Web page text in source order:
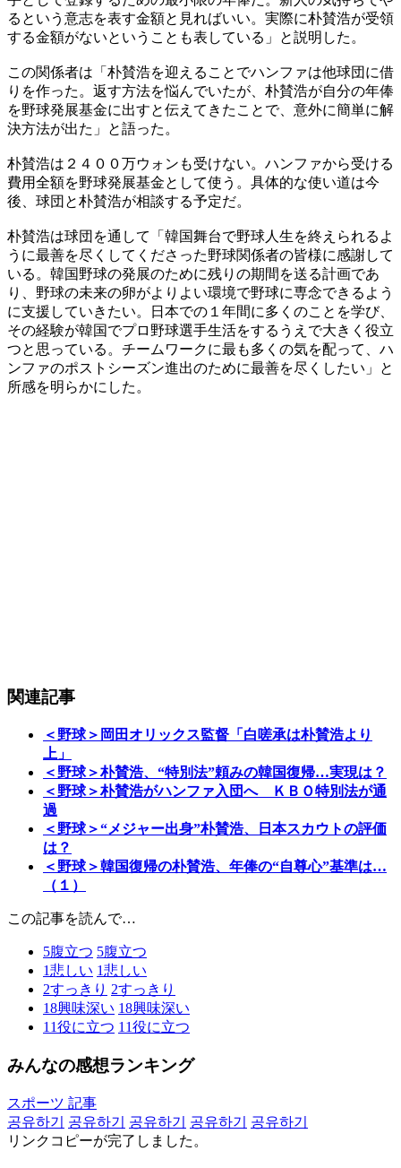
るという意志を表す金額と見ればいい。実際に朴賛浩が受領
する金額がないということも表している」と説明した。
この関係者は「朴賛浩を迎えることでハンファは他球団に借
りを作った。返す方法を悩んでいたが、朴賛浩が自分の年俸
を野球発展基金に出すと伝えてきたことで、意外に簡単に解
決方法が出た」と語った。
朴賛浩は２４００万ウォンも受けない。ハンファから受ける
費用全額を野球発展基金として使う。具体的な使い道は今
後、球団と朴賛浩が相談する予定だ。
朴賛浩は球団を通して「韓国舞台で野球人生を終えられるよ
うに最善を尽くしてくださった野球関係者の皆様に感謝して
いる。韓国野球の発展のために残りの期間を送る計画であ
り、野球の未来の卵がよりよい環境で野球に専念できるよう
に支援していきたい。日本での１年間に多くのことを学び、
その経験が韓国でプロ野球選手生活をするうえで大きく役立
つと思っている。チームワークに最も多くの気を配って、ハ
ンファのポストシーズン進出のために最善を尽くしたい」と
所感を明らかにした。
関連記事
＜野球＞岡田オリックス監督「白嗟承は朴賛浩より
上」
＜野球＞朴賛浩、“特別法”頼みの韓国復帰…実現は？
＜野球＞朴賛浩がハンファ入団へ ＫＢＯ特別法が通
過
＜野球＞“メジャー出身”朴賛浩、日本スカウトの評価
は？
＜野球＞韓国復帰の朴賛浩、年俸の“自尊心”基準は…
（１）
この記事を読んで…
5腹立つ 5腹立つ
1悲しい 1悲しい
2すっきり 2すっきり
18興味深い 18興味深い
11役に立つ 11役に立つ
みんなの感想ランキング
スポーツ 記事
공유하기
공유하기 공유하기 공유하기
공유하기
リンクコピーが完了しました。